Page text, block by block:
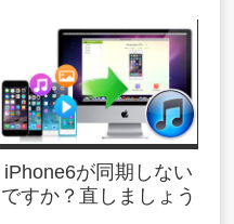
iPhone6が同期しない
ですか？直しましょう